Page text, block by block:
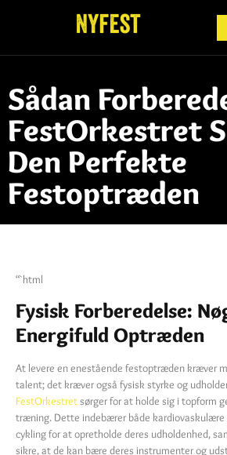
Sådan
FestOrkestret
Den Perfekte
Festoptræden
“`html
Fysisk Forberedelse:
Energifuld Optræden
At levere en enestående festoptræden kræver
talent; det kræver også fysisk styrke og
FestOrkestretsørger for at holde sig i topform
træning. Dette indebærer både kardiovaskulære
cykling for at opretholde deres udholdenhed,
sikre, at de kan bære deres instrumenter og